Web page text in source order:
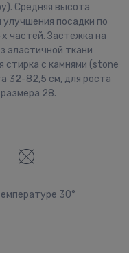
Средняя высота
посадки по
частей. Застежка на
эластичной ткани
стирка с камнями (stone
32-82,5 см, для роста
28.
30°